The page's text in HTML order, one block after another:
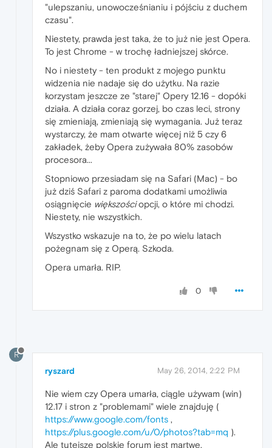
"ulepszaniu, unowocześnianiu i pójściu z duchem
czasu".
Niestety, prawda jest taka, że to już nie jest Opera.
To jest Chrome - w trochę ładniejszej skórce.
No i niestety - ten produkt z mojego punktu
widzenia nie nadaje się do użytku. Na razie
korzystam jeszcze ze "starej" Opery 12.16 - dopóki
działa. A działa coraz gorzej, bo czas leci, strony
się zmieniają, zmieniają się wymagania. Już teraz
wystarczy, że mam otwarte więcej niż 5 czy 6
zakładek, żeby Opera zużywała 80% zasobów
procesora...
Stopniowo przesiadam się na Safari (Mac) - bo
już dziś Safari z paroma dodatkami umożliwia
osiągnięcie większościopcji, o które mi chodzi.
Niestety, nie wszystkich.
Wszystko wskazuje na to, że po wielu latach
pożegnam się z Operą. Szkoda.
Opera umarła. RIP.
0
R
ryszard May 26, 2014, 2:22 PM
Nie wiem czy Opera umarła, ciągle używam (win)
12.17 i stron z "problemami" wiele znajduję (
https://www.google.com/fonts ,
https://plus.google.com/u/0/photos?tab=mq ).
Ale tutejsze polskie forum jest martwe.